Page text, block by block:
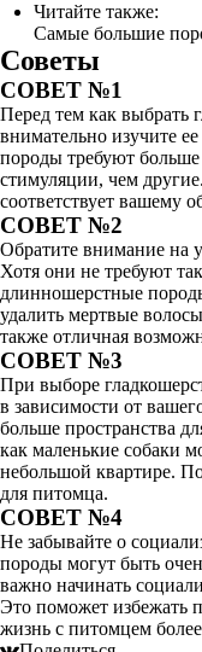
Читайте также:
Самые большие
Советы
СОВЕТ №1
Перед тем как выбрать
внимательно изучите
породы требуют
стимуляции, чем
соответствует вашему
СОВЕТ №2
Обратите внимание на
Хотя они не требуют
длинношерстные
удалить мертвые
также отличная
СОВЕТ №3
При выборе
в зависимости от
больше пространства
как маленькие собаки
небольшой квартире.
для питомца.
СОВЕТ №4
Не забывайте о
породы могут быть
важно начинать
Это поможет избежать
жизнь с питомцем